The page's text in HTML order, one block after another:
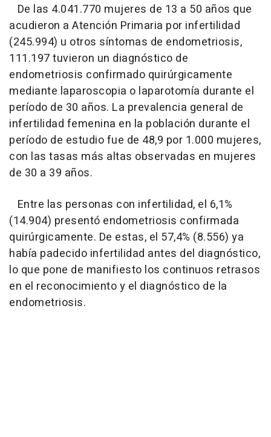
De las 4.041.770 mujeres de 13 a 50 años que
acudieron a Atención Primaria por infertilidad
(245.994) u otros síntomas de endometriosis,
111.197 tuvieron un diagnóstico de
endometriosis confirmado quirúrgicamente
mediante laparoscopia o laparotomía durante el
período de 30 años. La prevalencia general de
infertilidad femenina en la población durante el
período de estudio fue de 48,9 por 1.000 mujeres,
con las tasas más altas observadas en mujeres
de 30 a 39 años.
Entre las personas con infertilidad, el 6,1%
(14.904) presentó endometriosis confirmada
quirúrgicamente. De estas, el 57,4% (8.556) ya
había padecido infertilidad antes del diagnóstico,
lo que pone de manifiesto los continuos retrasos
en el reconocimiento y el diagnóstico de la
endometriosis.